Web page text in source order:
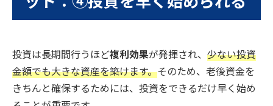
投資は長期間行うほど複利効果が発揮され、 少ない投資
金額でも大きな資産を築けます。そのため、老後資金を
きちんと確保するためには、投資をできるだけ早く始め